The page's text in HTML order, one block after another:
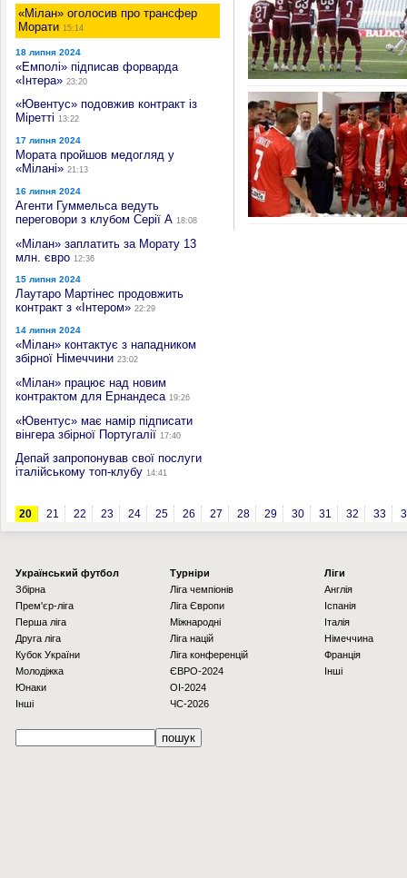
«Мілан» оголосив про трансфер
Морати 15:14
18 липня 2024
«Емполі» підписав форварда
«Інтера» 23:20
«Ювентус» подовжив контракт із
Міретті 13:22
17 липня 2024
Мората пройшов медогляд у
«Мілані» 21:13
16 липня 2024
Агенти Гуммельса ведуть
переговори з клубом Серії А 18:08
«Мілан» заплатить за Морату 13
млн. євро 12:36
15 липня 2024
Лаутаро Мартінес продовжить
контракт з «Інтером» 22:29
14 липня 2024
«Мілан» контактує з нападником
збірної Німеччини 23:02
«Мілан» працює над новим
контрактом для Ернандеса 19:26
«Ювентус» має намір підписати
вінгера збірної Португалії 17:40
Депай запропонував свої послуги
італійському топ-клубу 14:41
20 21 22 23 24 25 26 27 28 29 30 31 32 33
Українcький футбол
Збірна
Прем'єр-ліга
Перша ліга
Друга ліга
Кубок України
Молодіжка
Юнаки
Інші
Турніри
Ліга чемпіонів
Ліга Європи
Міжнародні
Ліга націй
Ліга конференцій
ЄВРО-2024
OI-2024
ЧС-2026
Ліги
Англія
Іспанія
Італія
Німеччина
Франція
Інші